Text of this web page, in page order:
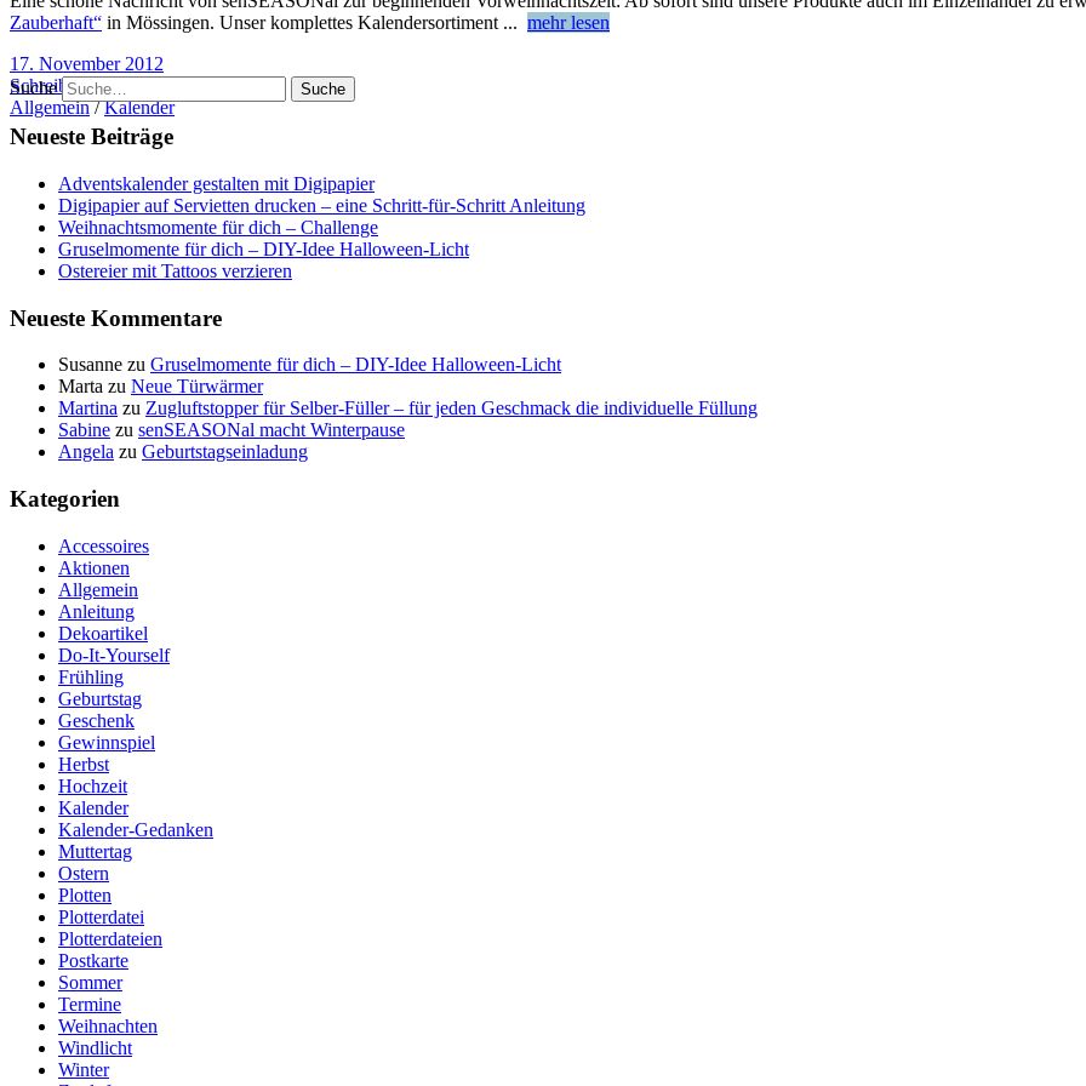
Zauberhaft“ in Mössingen. Unser komplettes Kalendersortiment ... mehr lesen
17. November 2012
Schreibe einen Kommentar
Allgemein/Kalender
Suche
Neueste Beiträge
Adventskalender gestalten mit Digipapier
Digipapier auf Servietten drucken – eine Schritt-für-Schritt Anleitung
Weihnachtsmomente für dich – Challenge
Gruselmomente für dich – DIY-Idee Halloween-Licht
Ostereier mit Tattoos verzieren
Neueste Kommentare
Susanne zu Gruselmomente für dich – DIY-Idee Halloween-Licht
Marta zu Neue Türwärmer
Martina zu Zugluftstopper für Selber-Füller – für jeden Geschmack die individuelle Füllung
Sabine zu senSEASONal macht Winterpause
Angela zu Geburtstagseinladung
Kategorien
Accessoires
Aktionen
Allgemein
Anleitung
Dekoartikel
Do-It-Yourself
Frühling
Geburtstag
Geschenk
Gewinnspiel
Herbst
Hochzeit
Kalender
Kalender-Gedanken
Muttertag
Ostern
Plotten
Plotterdatei
Plotterdateien
Postkarte
Sommer
Termine
Weihnachten
Windlicht
Winter